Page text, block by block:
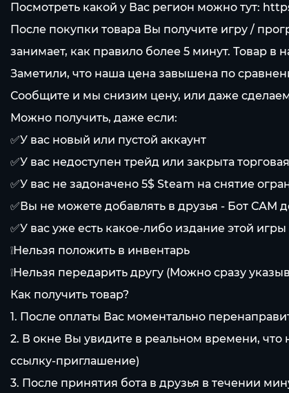
Посмотреть какой у Вас регион можно тут:
После покупки товара Вы получите игру /
занимает, как правило более 5 минут. Товар
Заметили, что наша цена завышена по
Сообщите и мы снизим цену, или даже
Можно получить, даже если:
✅У вас новый или пустой аккаунт
✅У вас недоступен трейд или закрыта
✅У вас не задоначено 5$ Steam на снятие
✅Вы не можете добавлять в друзья - Бот САМ
✅У вас уже есть какое-либо издание этой игры
❕Нельзя положить в инвентарь
❕Нельзя передарить другу (Можно сразу
Как получить товар?
1. После оплаты Вас моментально
2. В окне Вы увидите в реальном времени, что
ссылку-приглашение)
3. После принятия бота в друзья в течении